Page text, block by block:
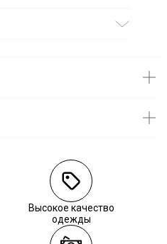
машине
СДЭК
Высокое качество
одежды